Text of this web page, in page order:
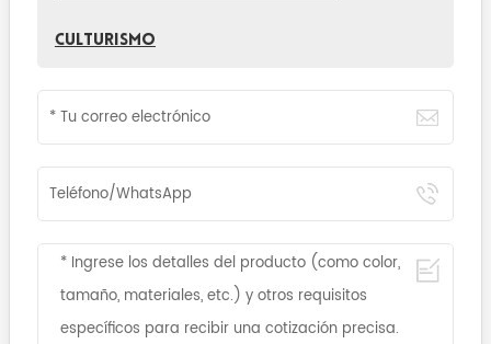
culturismo